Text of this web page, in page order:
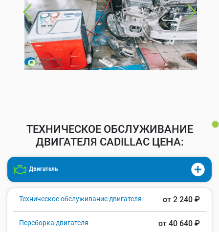
ТЕХНИЧЕСКОЕ ОБСЛУЖИВАНИЕ
ДВИГАТЕЛЯ CADILLAC ЦЕНА:
Двигатель
Техническое обслуживание двигателя от 2 240 ₽
Переборка двигателя от 40 640 ₽